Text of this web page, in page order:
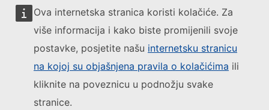
Ova internetska stranica koristi kolačiće. Za
više informacija i kako biste promijenili svoje
postavke, posjetite našu internetsku stranicu
na kojoj su objašnjena pravila o kolačićima ili
kliknite na poveznicu u podnožju svake
stranice.
Pratite Europsku komisiju
Kontakt(Vanjska poveznica)
Prijavite ranjivost IT-a